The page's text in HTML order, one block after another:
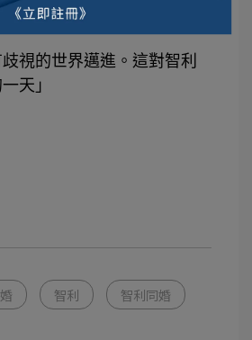
多國家朝著一個我們可以
視的世界邁進。 這對智利
天」
智利 智利同婚